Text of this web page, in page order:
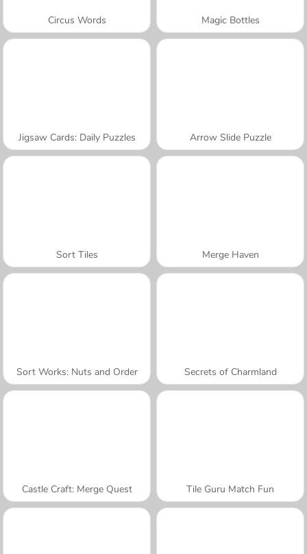
Circus Words Magic Bottles
Jigsaw Cards: Daily Puzzles Arrow Slide Puzzle
Sort Tiles Merge Haven
Sort Works: Nuts and Order Secrets of Charmland
Castle Craft: Merge Quest Tile Guru Match Fun